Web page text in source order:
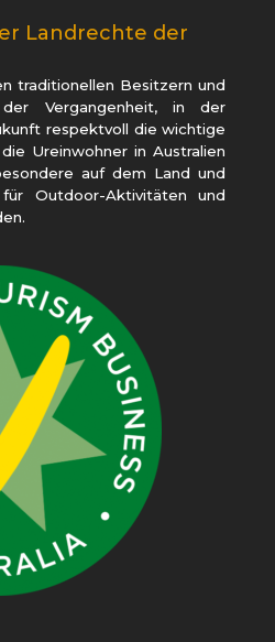
Landrechte der
traditionellen Besitzern und
Vergangenheit, in der
respektvoll die wichtige
Ureinwohner in Australien
auf dem Land und
Outdoor-Aktivitäten und